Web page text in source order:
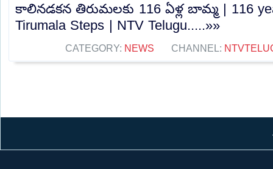
కాలినడకన తిరుమలకు 116 ఏళ్ల బామ్మ | 116
Tirumala Steps | NTV Telugu.....»»
CATEGORY: NEWS CHANNEL: